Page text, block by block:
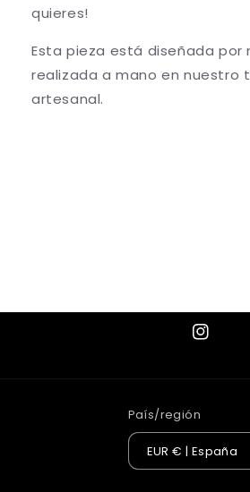
quieres!
Esta pieza está diseñada por
realizada a mano en nuestro
artesanal.
País/región
EUR € | España